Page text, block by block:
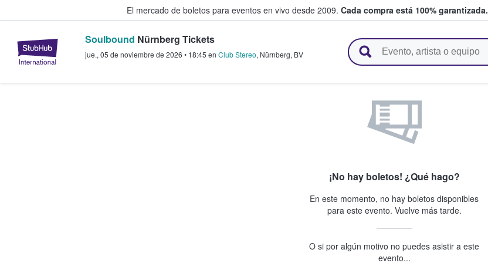
El mercado de boletos para eventos en vivo desde 2009. Cada compra está 100% garantizada.
StubHub: donde los fans compran y venden boletos
Soulbound Nürnberg Tickets
jue., 05 de noviembre de 2026 • 18:45 en Club Stereo, Nürnberg, BV
¡No hay boletos! ¿Qué hago?
En este momento, no hay boletos disponibles
para este evento. Vuelve más tarde.
O si por algún motivo no puedes asistir a este
evento...